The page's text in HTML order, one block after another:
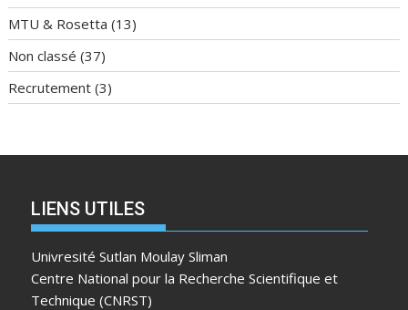
MTU & Rosetta (13)
Non classé (37)
Recrutement (3)
LIENS UTILES
Univresité Sutlan Moulay Sliman
Centre National pour la Recherche Scientifique et
Technique (CNRST)